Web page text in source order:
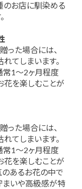
のお店に馴染める
った場合には、
てしまいます。
常1～2ヶ月程度
花を楽しむことが
った場合には、
てしまいます。
常1～2ヶ月程度
花を楽しむことが
のあるお花の中で
まいや高級感が特